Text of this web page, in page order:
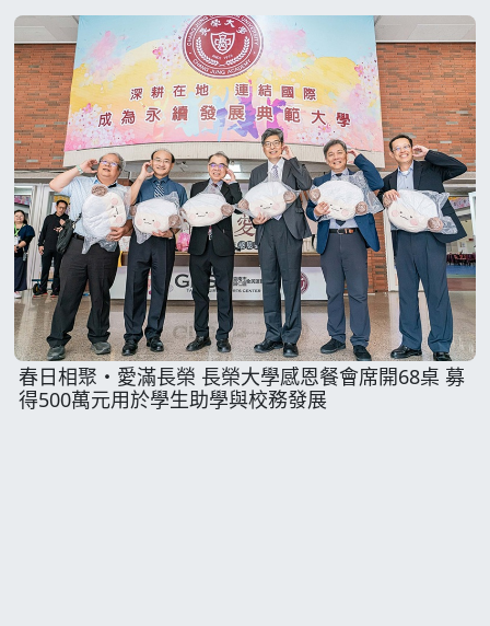
春日相聚・愛滿長榮 長榮大學感恩餐會席開68桌 募
得500萬元用於學生助學與校務發展